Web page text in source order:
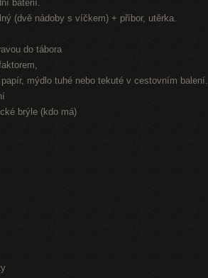
baterií.
(dvě nádoby s víčkem) + příbor, utěrka.
do tábora
mýdlo tuhé nebo tekuté v cestovním balení.
brýle (kdo má)